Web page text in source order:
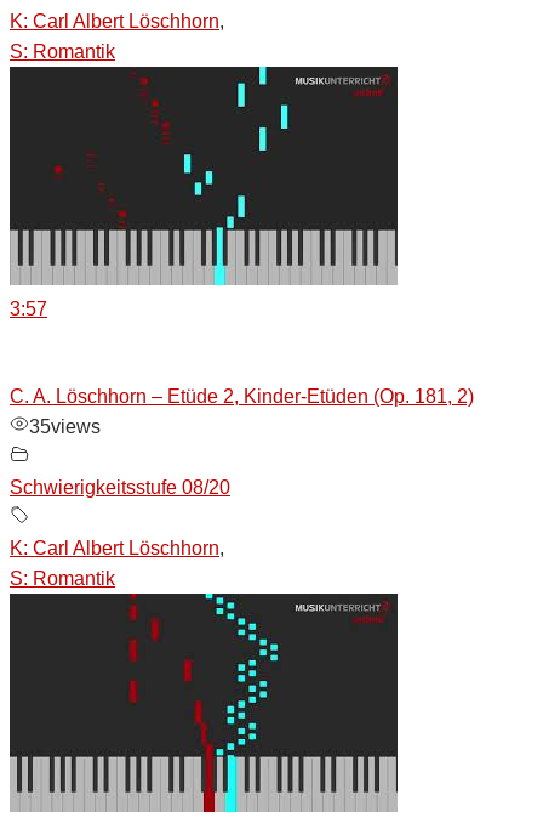
K: Carl Albert Löschhorn,
S: Romantik
3:57
C. A. Löschhorn – Etüde 2, Kinder-Etüden (Op. 181, 2)
35views
Schwierigkeitsstufe 08/20
K: Carl Albert Löschhorn,
S: Romantik